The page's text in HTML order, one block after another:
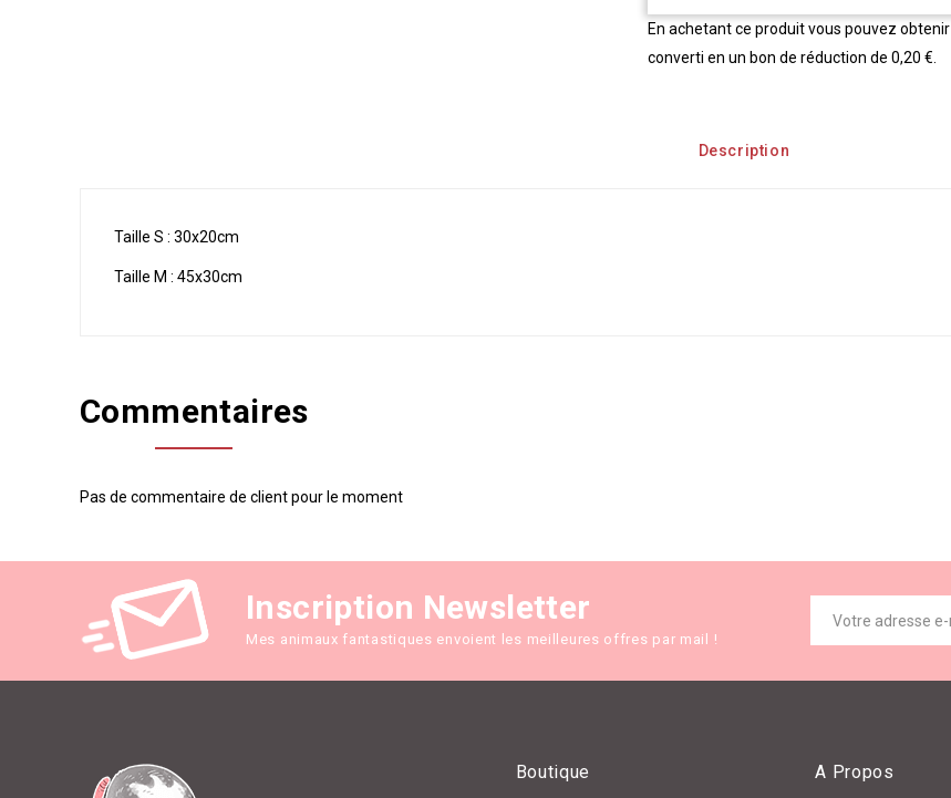
En achetant ce produit vous pouvez obtenir
converti en un bon de réduction de 0,20 €
Description
Taille S : 30x20cm
Taille M : 45x30cm
Commentaires
Pas de commentaire de client pour le moment
Inscription Newsletter
Mes animaux fantastiques envoient les meilleures offres par mail !
Boutique A Propos